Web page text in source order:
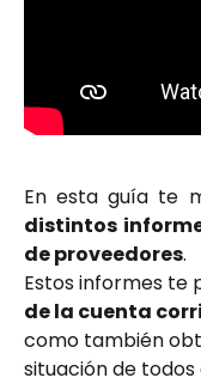
En esta guía te
distintos
de proveedores.
Estos informes te
de la cuenta
como también
situación de todos